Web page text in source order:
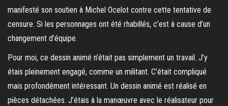
manifesté son soutien à Michel Ocelot contre cette tentative de
censure. Si les personnages ont été rhabillés, c’est à cause d’un
changement d’équipe.
Pour moi, ce dessin animé n’était pas simplement un travail. J’y
étais pleinement engagé, comme un militant. C’était compliqué
mais profondément intéressant. Un dessin animé est réalisé en
pièces détachées. J’étais à la manœuvre avec le réalisateur pour